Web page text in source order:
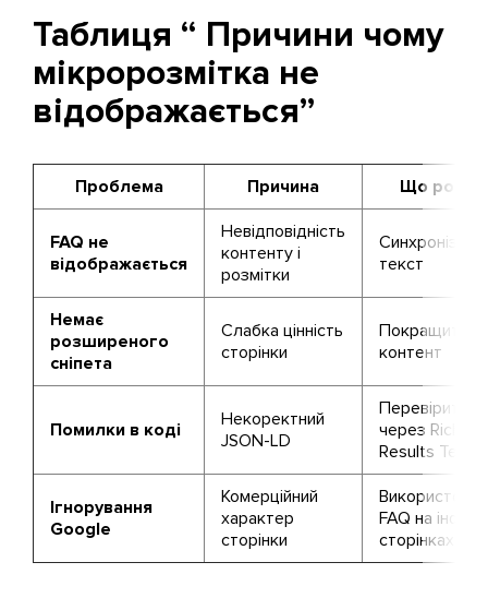
Таблиця “ Причини чому
мікророзмітка не
відображається”
Проблема Причина Що
FAQ не
відображається
Невідповідність
контенту і
розмітки
текст
Немає
розширеного
сніпета
Слабка цінність
сторінки
Покращити
контент
Помилки в коді
Некоректний
JSON-LD
Перевірити
через Rich
Results Test
Ігнорування
Google
Комерційний
характер
сторінки
FAQ на інфо-
сторінках